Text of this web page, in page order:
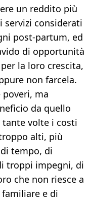
un reddito più
servizi considerati
post-partum, ed
di opportunità
la loro crescita,
non farcela.
ma
da quello
volte i costi
alti, più
tempo, di
troppi impegni, di
che non riesce a
e di